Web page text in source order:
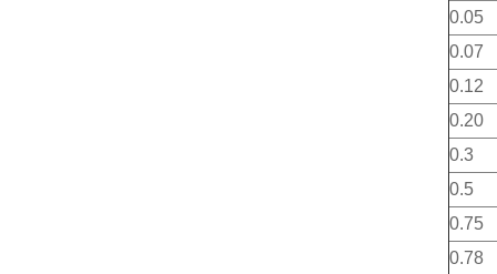
0.05
0.07
0.12
0.20
0.3
0.5
0.75
0.78